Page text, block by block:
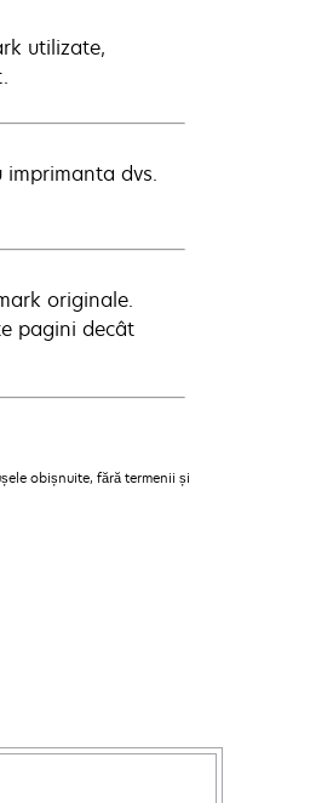
utilizate,
imprimanta dvs.
originale.
pagini decât
obișnuite, fără termenii și